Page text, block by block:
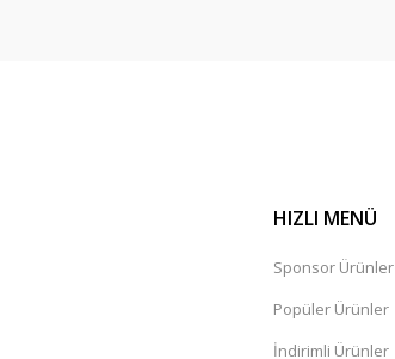
HIZLI MENÜ
Sponsor Ürünler
Popüler Ürünler
İndirimli Ürünler